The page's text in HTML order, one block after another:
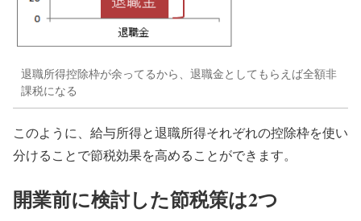
退職所得控除枠が余ってるから、退職金としてもらえば全額非
課税になる
このように、給与所得と退職所得それぞれの控除枠を使い
分けることで節税効果を高めることができます。
開業前に検討した節税策は2つ